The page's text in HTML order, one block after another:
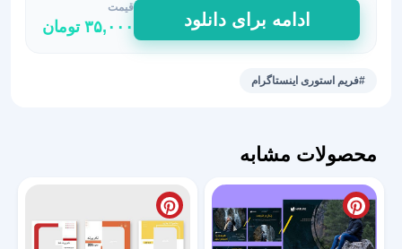
فریم
استوری
رنگی
و
ادامه برای دانلود
قیمت
۳۵,۰۰۰ تومان
#فریم استوری اینستاگرام
محصولات مشابه